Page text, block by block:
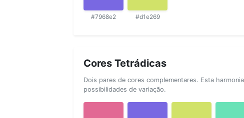
#7968e2 #d1e269
Cores Tetrádicas
Dois pares de cores complementares. Esta
possibilidades de variação.